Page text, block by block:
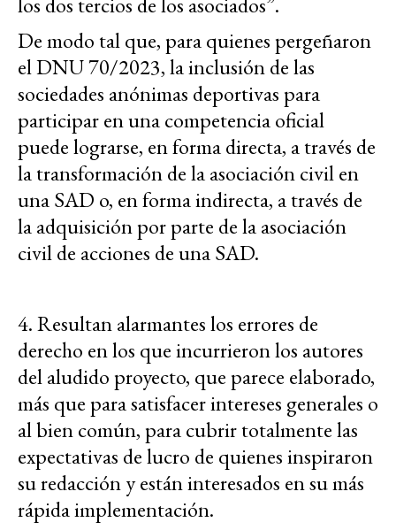
De modo tal que, para quienes pergeñaron
el DNU 70/2023, la inclusión de las
sociedades anónimas deportivas para
participar en una competencia oficial
puede lograrse, en forma directa, a través de
la transformación de la asociación civil en
una SAD o, en forma indirecta, a través de
la adquisición por parte de la asociación
civil de acciones de una SAD.
4. Resultan alarmantes los errores de
derecho en los que incurrieron los autores
del aludido proyecto, que parece elaborado,
más que para satisfacer intereses generales o
al bien común, para cubrir totalmente las
expectativas de lucro de quienes inspiraron
su redacción y están interesados en su más
rápida implementación.